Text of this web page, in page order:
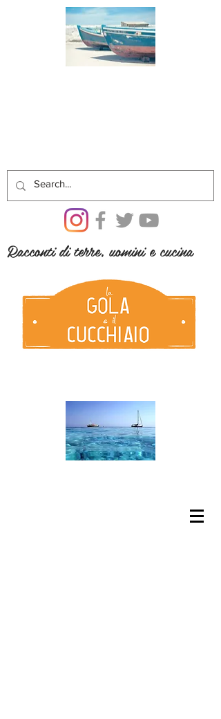
Racconti di terre, uomini e cucina